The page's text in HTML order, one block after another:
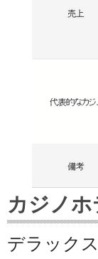
カジノホ
デラック